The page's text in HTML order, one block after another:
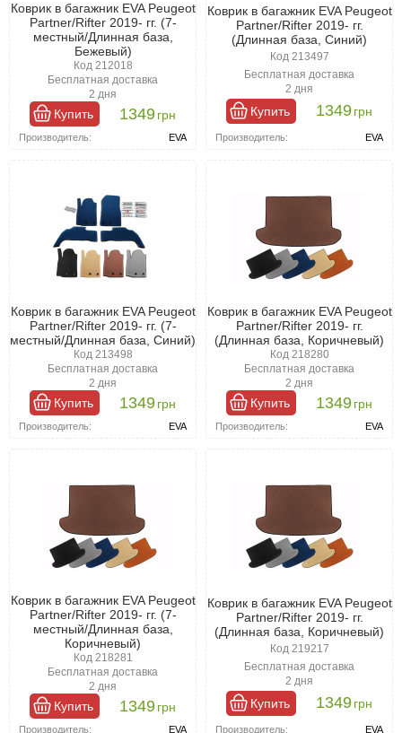
Коврик в багажник EVA Peugeot
Partner/Rifter 2019- гг. (7-
местный/Длинная база,
Бежевый)
Код 212018
Бесплатная доставка
2 дня
Купить 1349грн
Производитель: EVA
Коврик в багажник EVA Peugeot
Partner/Rifter 2019- гг.
(Длинная база, Синий)
Код 213497
Бесплатная доставка
2 дня
Купить 1349грн
Производитель: EVA
Коврик в багажник EVA Peugeot
Partner/Rifter 2019- гг. (7-
местный/Длинная база, Синий)
Код 213498
Бесплатная доставка
2 дня
Купить 1349грн
Производитель: EVA
Коврик в багажник EVA Peugeot
Partner/Rifter 2019- гг.
(Длинная база, Коричневый)
Код 218280
Бесплатная доставка
2 дня
Купить 1349грн
Производитель: EVA
Коврик в багажник EVA Peugeot
Partner/Rifter 2019- гг. (7-
местный/Длинная база,
Коричневый)
Код 218281
Бесплатная доставка
2 дня
Купить 1349грн
Производитель: EVA
Коврик в багажник EVA Peugeot
Partner/Rifter 2019- гг.
(Длинная база, Коричневый)
Код 219217
Бесплатная доставка
2 дня
Купить 1349грн
Производитель: EVA